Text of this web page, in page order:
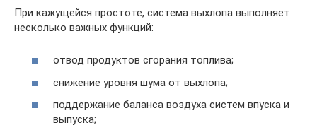
При кажущейся простоте, система выхлопа выполняет
несколько важных функций:
отвод продуктов сгорания топлива;
снижение уровня шума от выхлопа;
поддержание баланса воздуха систем впуска и
выпуска;